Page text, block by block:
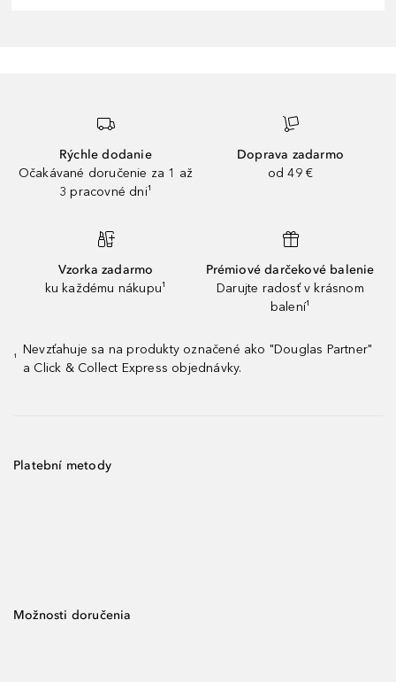
Rýchle dodanie
Očakávané doručenie za 1 až
3 pracovné dni¹
Doprava zadarmo
od 49 €
Vzorka zadarmo
ku každému nákupu¹
Prémiové darčekové balenie
Darujte radosť v krásnom
balení¹
¹
Nevzťahuje sa na produkty označené ako "Douglas Partner"
a Click & Collect Express objednávky.
Platební metody
Možnosti doručenia